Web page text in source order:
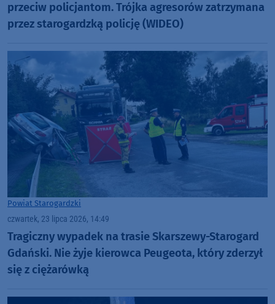
przeciw policjantom. Trójka agresorów zatrzymana
przez starogardzką policję (WIDEO)
Powiat Starogardzki
czwartek, 23 lipca 2026, 14:49
Tragiczny wypadek na trasie Skarszewy-Starogard
Gdański. Nie żyje kierowca Peugeota, który zderzył
się z ciężarówką